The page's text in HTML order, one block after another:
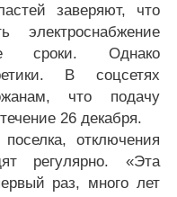
заверяют, что
электроснабжение
сроки. Однако
В соцсетях
что подачу
26 декабря.
отключения
регулярно. «Эта
раз, много лет